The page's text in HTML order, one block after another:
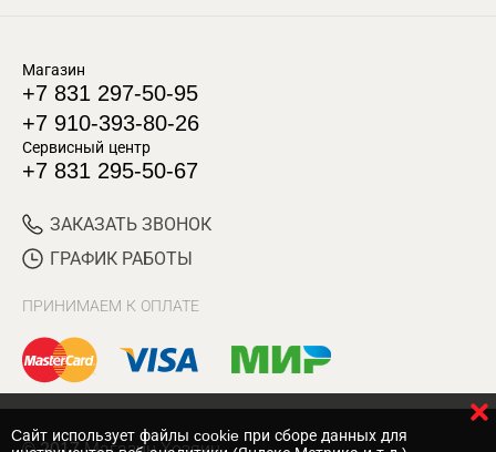
Магазин
+7 831 297-50-95
+7 910-393-80-26
Сервисный центр
+7 831 295-50-67
ЗАКАЗАТЬ ЗВОНОК
ГРАФИК РАБОТЫ
ПРИНИМАЕМ К ОПЛАТЕ
Cайт использует файлы cookie при сборе данных для